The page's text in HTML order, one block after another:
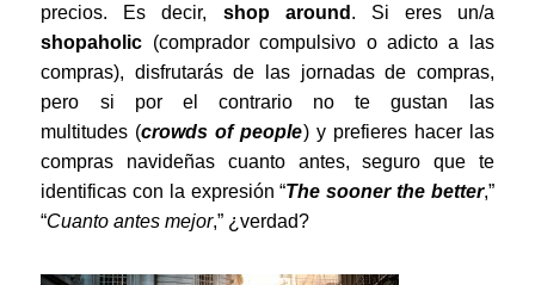
precios. Es decir, shop around . Si eres un/a
shopaholic (comprador compulsivo o adicto a las
compras), disfrutarás de las jornadas de compras,
pero si por el contrario no te gustan las
multitudes (crowds of people) y prefieres hacer las
compras navideñas cuanto antes, seguro que te
identificas con la expresión “The sooner the better,”
“Cuanto antes mejor,” ¿verdad?